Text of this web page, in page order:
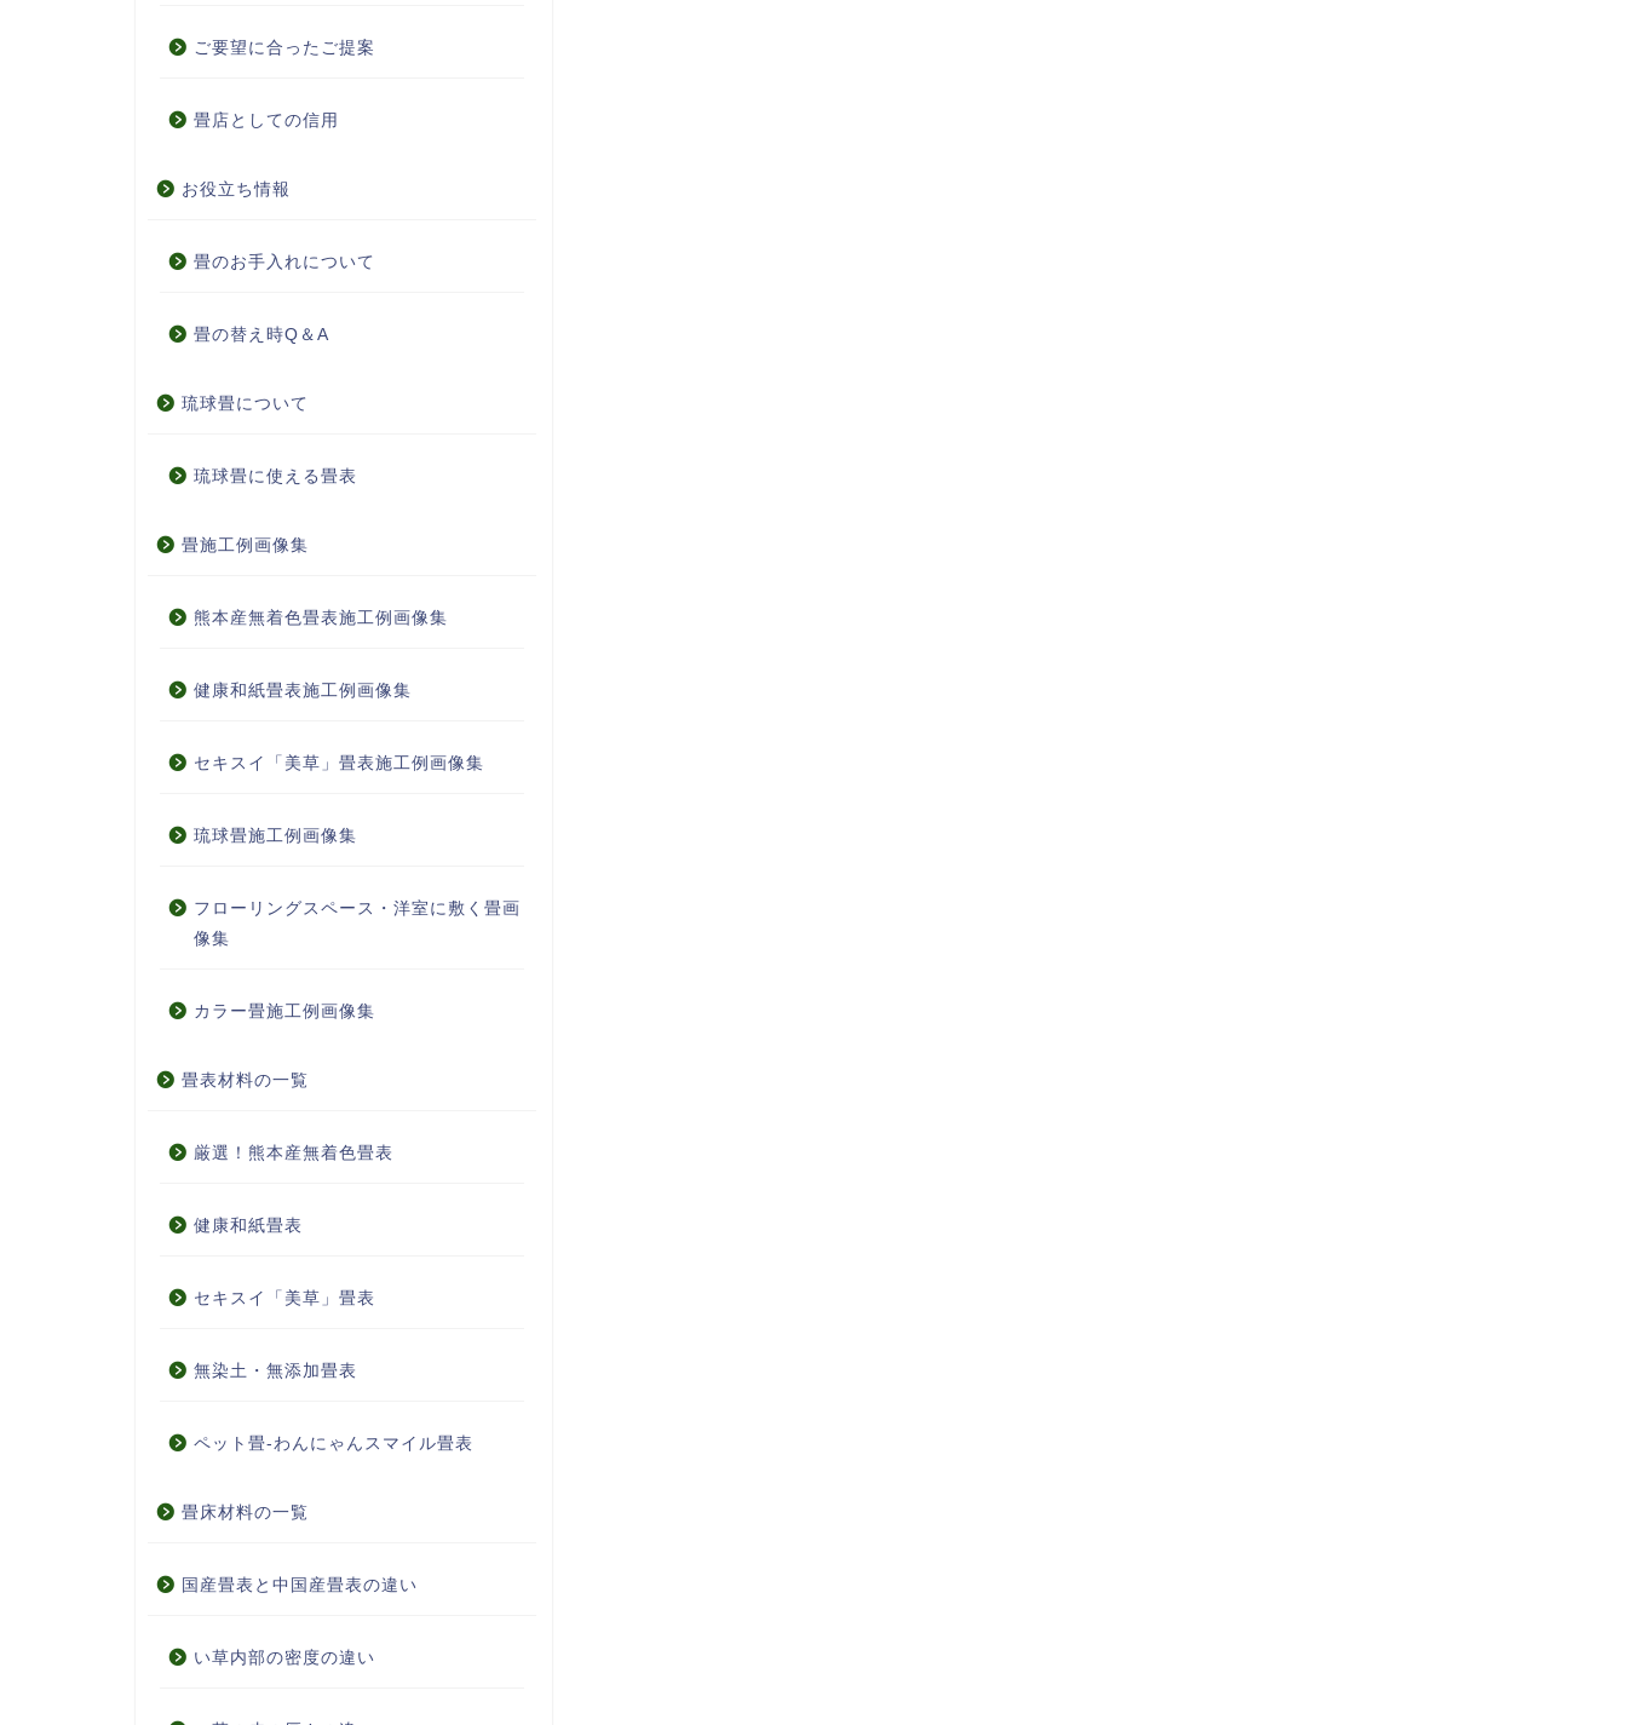
ご要望に合ったご提案
畳店としての信用
お役立ち情報
畳のお手入れについて
畳の替え時Q＆A
琉球畳について
琉球畳に使える畳表
畳施工例画像集
熊本産無着色畳表施工例画像集
健康和紙畳表施工例画像集
セキスイ「美草」畳表施工例画像集
琉球畳施工例画像集
フローリングスペース・洋室に敷く畳画
像集
カラー畳施工例画像集
畳表材料の一覧
厳選！熊本産無着色畳表
健康和紙畳表
セキスイ「美草」畳表
無染土・無添加畳表
ペット畳-わんにゃんスマイル畳表
畳床材料の一覧
国産畳表と中国産畳表の違い
い草内部の密度の違い